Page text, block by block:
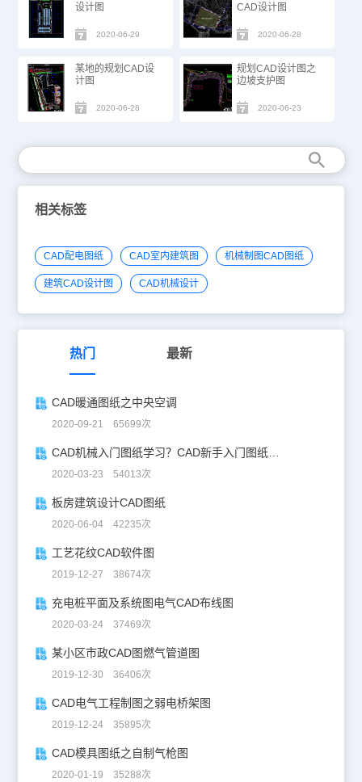
设计图
2020-06-29
CAD设计图
2020-06-28
某地的规划CAD设
计图
2020-06-28
规划CAD设计图之
边坡支护图
2020-06-23
相关标签
CAD配电图纸 CAD室内建筑图 机械制图CAD图纸
建筑CAD设计图 CAD机械设计
热门 最新
CAD暖通图纸之中央空调
2020-09-21 65699次
CAD机械入门图纸学习？CAD新手入门图纸练习
2020-03-23 54013次
板房建筑设计CAD图纸
2020-06-04 42235次
工艺花纹CAD软件图
2019-12-27 38674次
充电桩平面及系统图电气CAD布线图
2020-03-24 37469次
某小区市政CAD图燃气管道图
2019-12-30 36406次
CAD电气工程制图之弱电桥架图
2019-12-24 35895次
CAD模具图纸之自制气枪图
2020-01-19 35288次